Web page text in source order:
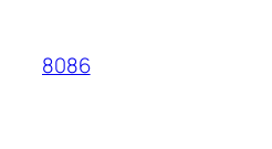
innehåll
8086